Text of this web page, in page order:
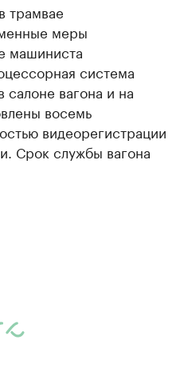
трамвае
меры
машиниста
система
салоне вагона и на
восемь
видеорегистрации
Срок службы вагона